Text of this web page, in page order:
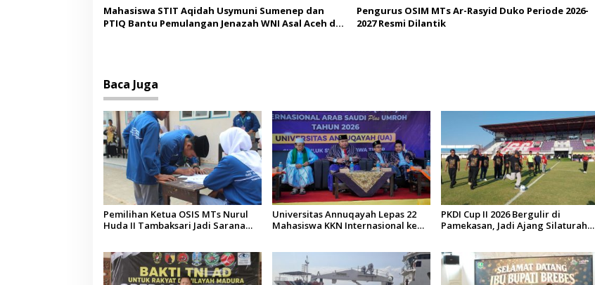
Mahasiswa STIT Aqidah Usymuni Sumenep dan
PTIQ Bantu Pemulangan Jenazah WNI Asal Aceh di
Pengurus OSIM MTs Ar-Rasyid Duko Periode 2026-
2027 Resmi Dilantik
Baca Juga
Pemilihan Ketua OSIS MTs Nurul
Huda II Tambaksari Jadi Sarana
Universitas Annuqayah Lepas 22
Mahasiswa KKN Internasional ke
PKDI Cup II 2026 Bergulir di
Pamekasan, Jadi Ajang Silaturahmi